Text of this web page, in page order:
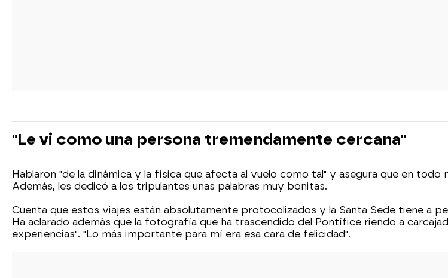
"Le vi como una persona tremendamente cercana"
Hablaron "de la dinámica y la física que afecta al vuelo como tal" y asegura que en
Además, les dedicó a los tripulantes unas palabras muy bonitas.
Cuenta que estos viajes están absolutamente protocolizados y la Santa Sede tiene a
Ha aclarado además que la fotografía que ha trascendido del Pontífice riendo a
experiencias". "Lo más importante para mí era esa cara de felicidad".